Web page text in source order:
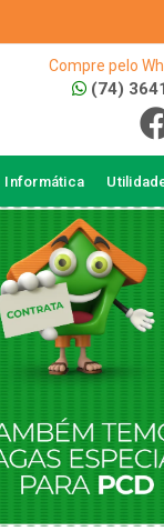
Compre pelo
(74)
Informática